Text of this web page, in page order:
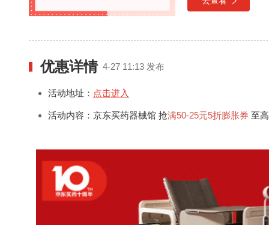
优惠详情 4-27 11:13 发布
活动地址： 点击进入
活动内容：京东买药器械馆 抢满50-25元5折膨胀券 至